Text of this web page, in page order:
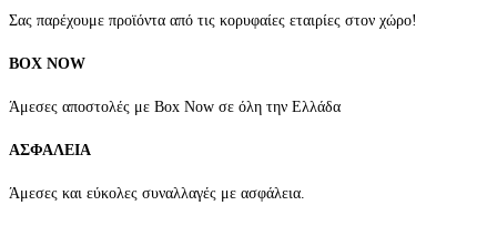
Σας παρέχουμε προϊόντα από τις κορυφαίες εταιρίες στον χώρο!
BOX NOW
Άμεσες αποστολές με Box Now σε όλη την Ελλάδα
ΑΣΦΑΛΕΙΑ
Άμεσες και εύκολες συναλλαγές με ασφάλεια.